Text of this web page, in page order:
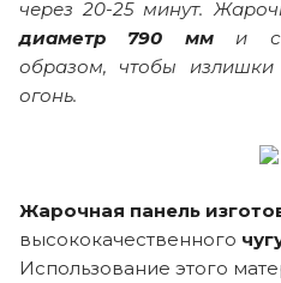
через 20-25 минут.
диаметр 790 мми
образом, чтобы
огонь.
Жарочная панель
высококачественного
Использование этого